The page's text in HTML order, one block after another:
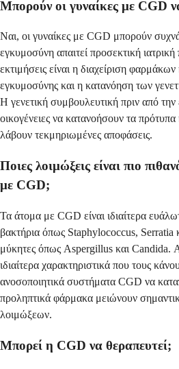
Μπορούν οι γυναίκες με CGD
Ναι, οι γυναίκες με CGD μπορούν
εγκυμοσύνη απαιτεί προσεκτική
εκτιμήσεις είναι η διαχείριση
εγκυμοσύνης και η κατανόηση των
Η γενετική συμβουλευτική πριν από
οικογένειες να κατανοήσουν τα
λάβουν τεκμηριωμένες αποφάσεις.
Ποιες λοιμώξεις είναι πιο
με CGD;
Τα άτομα με CGD είναι ιδιαίτερα
βακτήρια όπως Staphylococcus, Serratia
μύκητες όπως Aspergillus και Candida.
ιδιαίτερα χαρακτηριστικά που τους
ανοσοποιητικά συστήματα CGD να
προληπτικά φάρμακα μειώνουν
λοιμώξεων.
Μπορεί η CGD να θεραπευτεί;